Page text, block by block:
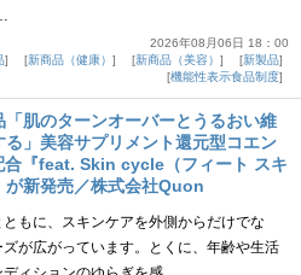
2026年08月06日 18：00
新商品（健康） 新商品（美容）
新製品
機能性表示食品制度
「肌のターンオーバーとうるおい維
る」美容サプリメント還元型コエン
合『feat. Skin cycle（フィート スキ
が新発売／株式会社Quon
もに、スキンケアを外側からだけでな
が広がっています。とくに、年齢や生活